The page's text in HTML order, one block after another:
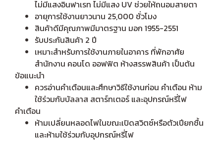
ไม่มีแสงอินฟาเรท ไม่มีแสง UV ช่วยให้ถนอมสายตา
อายุการใช้งานยาวนาน 25,000 ชั่วโมง
สินค้าดีมีคุณภาพมีมาตรฐาน มอก 1955-2551
รับประกันสินค้า 2 ปี
เหมาะสำหรับการใช้งานภายในอาคาร ที่พักอาศัย
สำนักงาน คอนโด ออฟฟิต ห้างสรรพสินค้า เป็นต้น
ข้อแนะนำ
ควรอ่านคำเตือนและศึกษาวิธีใช้งานก่อน คำเตือน ห้าม
ใช้ร่วมกับบัลลาส สตาร์ทเตอร์ และอุปกรณ์หรี่ไฟ
คำเตือน
ห้ามเปลี่ยนหลอดไฟในขณะเปิดสวิตซ์หรือตัวเปียกชื้น
และห้ามใช้ร่วมกับอุปกรณ์หรี่ไฟ